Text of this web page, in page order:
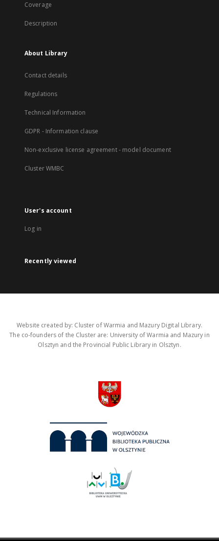
Coverage
Description
About Library
Contact details
Regulations
Technical Information
GDPR - Information clause
Non-exclusive license agreement - model document
Cluster WMBC
User's account
Log in
Recently viewed
Website created by: Cluster of Warmia and Mazury Digital Library.
The co-founders of the Cluster are: University of Warmia and Mazury in
Olsztyn and the Provincial Public Library in Olsztyn.